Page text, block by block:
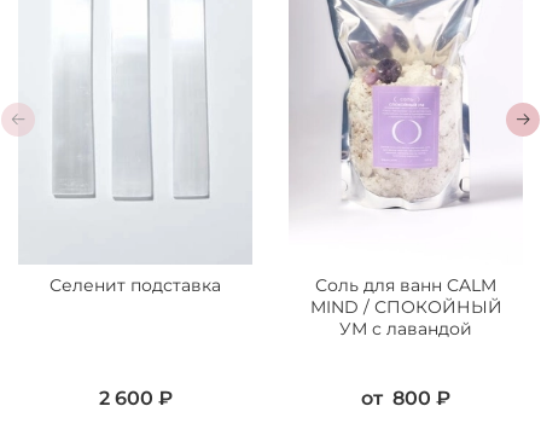
Селенит подставка
2 600 ₽
Соль для ванн CALM
MIND / СПОКОЙНЫЙ
УМ с лавандой
от 800 ₽